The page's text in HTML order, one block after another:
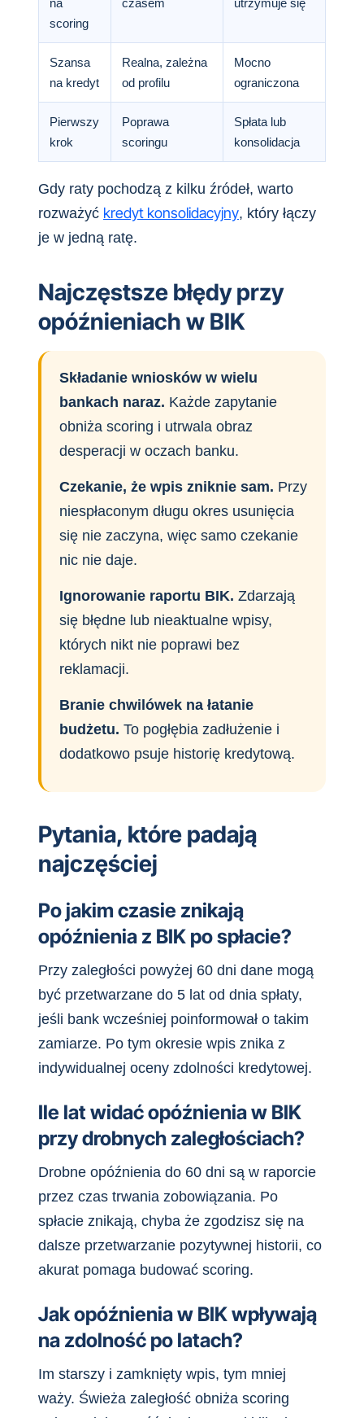
scoring
Szansa
na kredyt
Realna, zależna
od profilu
Mocno
ograniczona
Pierwszy
krok
Poprawa
scoringu
Spłata lub
konsolidacja
Gdy raty pochodzą z kilku źródeł, warto
rozważyć kredyt konsolidacyjny, który łączy
je w jedną ratę.
Najczęstsze błędy przy
opóźnieniach w BIK
Składanie wniosków w wielu
bankach naraz. Każde zapytanie
obniża scoring i utrwala obraz
desperacji w oczach banku.
Czekanie, że wpis zniknie sam. Przy
niespłaconym długu okres usunięcia
się nie zaczyna, więc samo czekanie
nic nie daje.
Ignorowanie raportu BIK. Zdarzają
się błędne lub nieaktualne wpisy,
których nikt nie poprawi bez
reklamacji.
Branie chwilówek na łatanie
budżetu. To pogłębia zadłużenie i
dodatkowo psuje historię kredytową.
Pytania, które padają
najczęściej
Po jakim czasie znikają
opóźnienia z BIK po spłacie?
Przy zaległości powyżej 60 dni dane mogą
być przetwarzane do 5 lat od dnia spłaty,
jeśli bank wcześniej poinformował o takim
zamiarze. Po tym okresie wpis znika z
indywidualnej oceny zdolności kredytowej.
Ile lat widać opóźnienia w BIK
przy drobnych zaległościach?
Drobne opóźnienia do 60 dni są w raporcie
przez czas trwania zobowiązania. Po
spłacie znikają, chyba że zgodzisz się na
dalsze przetwarzanie pozytywnej historii, co
akurat pomaga budować scoring.
Jak opóźnienia w BIK wpływają
na zdolność po latach?
Im starszy i zamknięty wpis, tym mniej
waży. Świeża zaległość obniża scoring